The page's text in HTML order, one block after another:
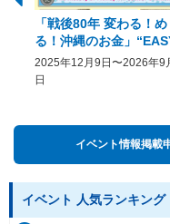
「戦後80年 変わる！め
る！沖縄のお金」
COME, EASY GO －
History of Money in
2025年12月9日〜2026年9
日
イベント情報掲載
イベント 人気ランキング